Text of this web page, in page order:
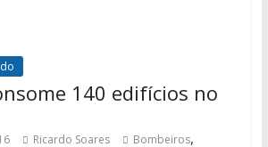
140 edifícios no
Ricardo Soares Bombeiros,